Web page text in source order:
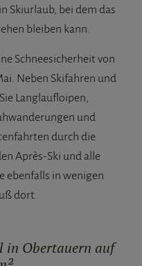
Skiurlaub, bei dem das
bleiben kann.
Schneesicherheit von
Neben Skifahren und
Langlaufloipen,
und
durch die
Après-Ski und alle
ebenfalls in wenigen
dort.
in Obertauern auf